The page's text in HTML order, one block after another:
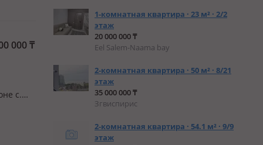
000₸
с.
12
1-комнатная квартира · 23 м² · 2/2
этаж
20 000 000 ₸
Еel Salem-Naama bay
2-комнатная квартира · 50 м² · 8/21
этаж
35 000 000 ₸
Згвиспирис
2-комнатная квартира · 54.1 м² · 9/9
этаж